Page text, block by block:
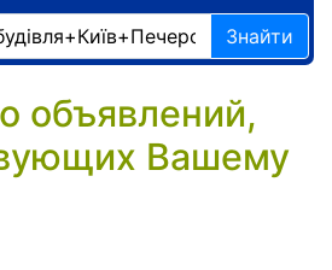
Знайти
объявлений,
Вашему